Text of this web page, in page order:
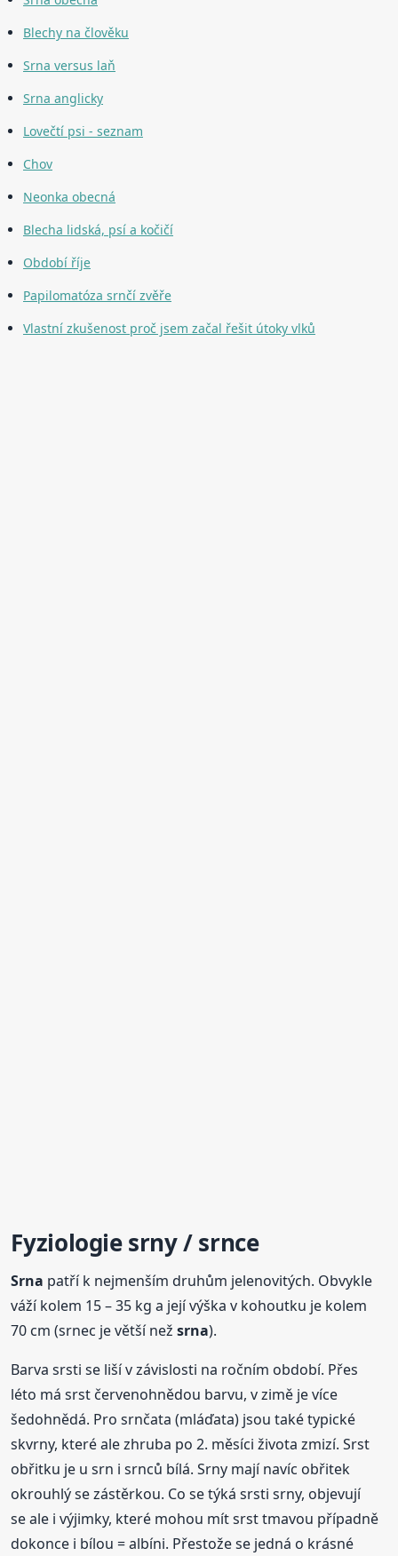
Blechy na člověku
Srna versus laň
Srna anglicky
Lovečtí psi - seznam
Chov
Neonka obecná
Blecha lidská, psí a kočičí
Období říje
Papilomatóza srnčí zvěře
Vlastní zkušenost proč jsem začal řešit útoky vlků
Fyziologie srny / srnce
Srna patří k nejmenším druhům jelenovitých. Obvykle
váží kolem 15 – 35 kg a její výška v kohoutku je kolem
70 cm (srnec je větší nežsrna).
Barva srsti se liší v závislosti na ročním období. Přes
léto má srst červenohnědou barvu, v zimě je více
šedohnědá. Pro srnčata (mláďata) jsou také typické
skvrny, které ale zhruba po 2. měsíci života zmizí. Srst
obřitku je u srn i srnců bílá. Srny mají navíc obřitek
okrouhlý se zástěrkou. Co se týká srsti srny, objevují
se ale i výjimky, které mohou mít srst tmavou případně
dokonce i bílou = albíni. Přestože se jedná o krásné